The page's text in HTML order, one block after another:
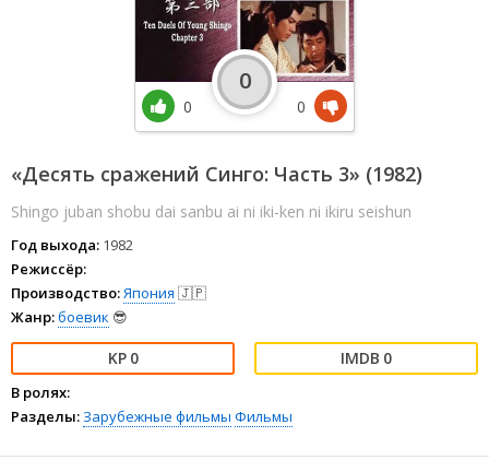
«Десять сражений Синго: Часть 3» (1982)
Shingo juban shobu dai sanbu ai ni iki-ken ni ikiru seishun
Год выхода: 1982
Режиссёр:
Производство:Япония 🇯🇵
Жанр:боевик 😎
0 0
В ролях:
Разделы: Зарубежные фильмы Фильмы
0
0
0